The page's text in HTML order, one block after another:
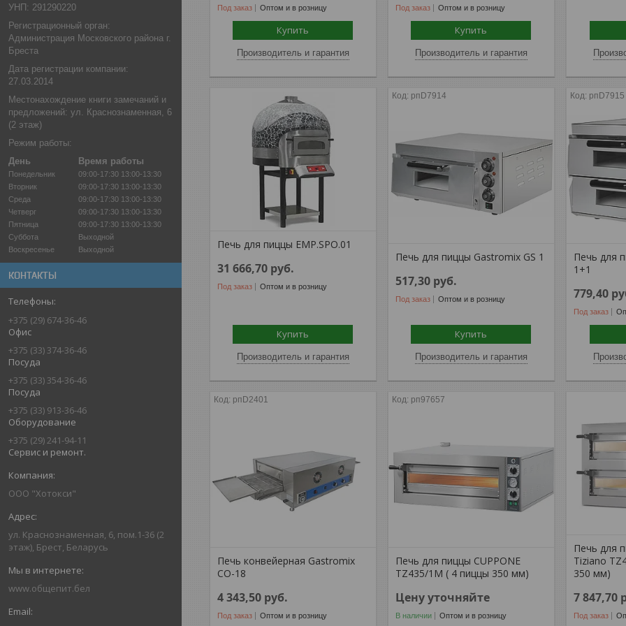
УНП: 291290220
Регистрационный орган:
Администрация Московского района г.
Бреста
Дата регистрации компании:
27.03.2014
Местонахождение книги замечаний и
предложений: ул. Краснознаменная, 6
(2 этаж)
Режим работы:
День
Время работы
Понедельник 09:00-17:30 13:00-13:30
Вторник
09:00-17:30 13:00-13:30
Среда
09:00-17:30 13:00-13:30
Четверг
09:00-17:30 13:00-13:30
Пятница
09:00-17:30 13:00-13:30
Суббота
Выходной
Воскресенье
Выходной
КОНТАКТЫ
+375 (29) 674-36-46
Офис
+375 (33) 374-36-46
Посуда
+375 (33) 354-36-46
Посуда
+375 (33) 913-36-46
Оборудование
+375 (29) 241-94-11
Сервис и ремонт.
ООО "Хотокси"
ул. Краснознаменная, 6, пом.1-36 (2
этаж), Брест, Беларусь
www.общепит.бел
Под заказ Оптом и в розницу
Купить
Производитель и гарантия
Под заказ Оптом и в розницу
Купить
Производитель и гарантия
Печь для пиццы EMP.SPO.01
31 666,70 руб.
Под заказ Оптом и в розницу
Купить
Производитель и гарантия
рпD7914
Печь для пиццы Gastromix GS 1
517,30 руб.
Под заказ Оптом и в розницу
Купить
Производитель и гарантия
рпD7915
Печь для
1+1
779,40
Под заказ
рпD2401
Печь конвейерная Gastromix
CO-18
4 343,50 руб.
Под заказ Оптом и в розницу
рп97657
Печь для пиццы CUPPONE
TZ435/1M ( 4 пиццы 350 мм)
Цену уточняйте
В наличии Оптом и в розницу
Печь для
Tiziano
350 мм)
7 847,70
Под заказ